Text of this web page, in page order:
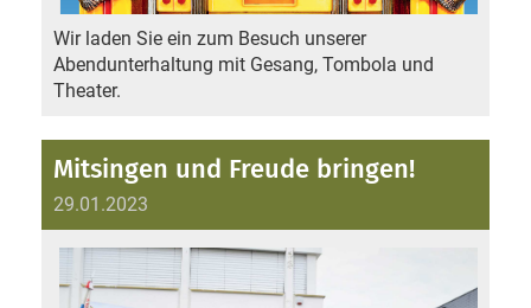
Wir laden Sie ein zum Besuch unserer
Abendunterhaltung mit Gesang, Tombola und
Theater.
Mitsingen und Freude bringen!
29.01.2023